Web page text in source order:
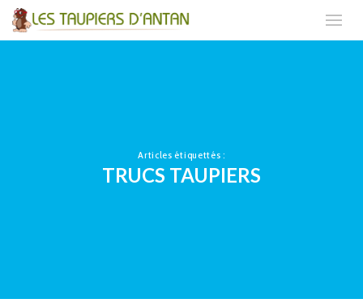
Articles étiquettés :
TRUCS TAUPIERS